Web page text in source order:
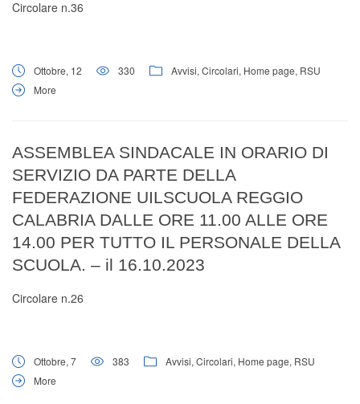
Circolare n.36
Ottobre, 12 330 Avvisi, Circolari, Home page, RSU
More
ASSEMBLEA SINDACALE IN ORARIO DI
SERVIZIO DA PARTE DELLA
FEDERAZIONE UILSCUOLA REGGIO
CALABRIA DALLE ORE 11.00 ALLE ORE
14.00 PER TUTTO IL PERSONALE DELLA
SCUOLA. – il 16.10.2023
Circolare n.26
Ottobre, 7 383 Avvisi, Circolari, Home page, RSU
More